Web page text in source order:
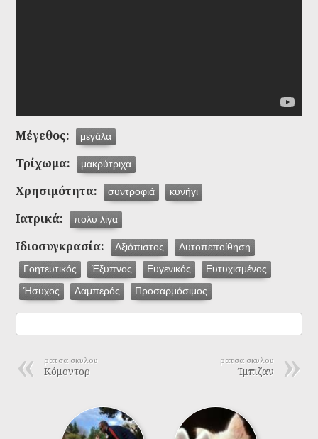
Μέγεθος: μεγάλα
Τρίχωμα: μακρύτριχα
Χρησιμότητα: συντροφιά κυνήγι
Ιατρικά: πολυ λίγα
Ιδιοσυγκρασία: Αξιόπιστος Αυτοπεποίθηση
Γοητευτικός Έξυπνος Ευγενικός Ευτυχισμένος
Ήσυχος Λαμπερός Προσαρμόσιμος
ρατσα σκυλου
Ίμπιζαν
ρατσα σκυλου
Κόμοντορ